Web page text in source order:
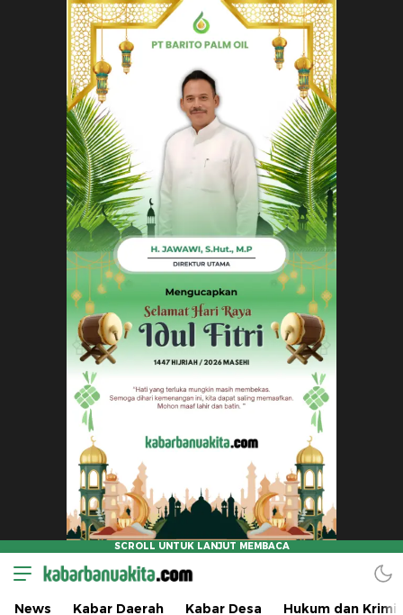
News Kabar Daerah Kabar Desa Hukum dan